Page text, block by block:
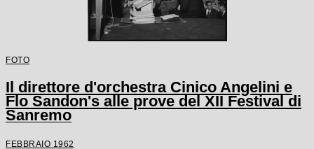
FOTO
Il direttore d'orchestra Cinico Angelini e
Flo Sandon's alle prove del XII Festival di
Sanremo
FEBBRAIO 1962